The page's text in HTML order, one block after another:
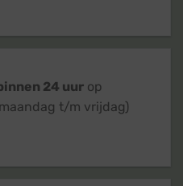
24 uur op
t/m vrijdag)